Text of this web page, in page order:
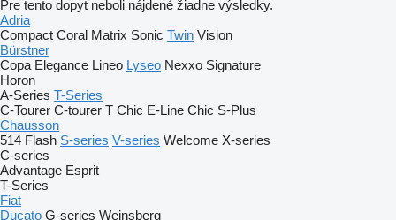
Pre tento dopyt neboli nájdené žiadne výsledky.
Adria
Compact Coral Matrix Sonic Twin Vision
Bürstner
Copa Elegance Lineo Lyseo Nexxo Signature
Horon
A-Series T-Series
C-Tourer C-tourer T Chic E-Line Chic S-Plus
Chausson
514 Flash S-series V-series Welcome X-series
C-series
Advantage Esprit
T-Series
Fiat
Ducato G-series Weinsberg